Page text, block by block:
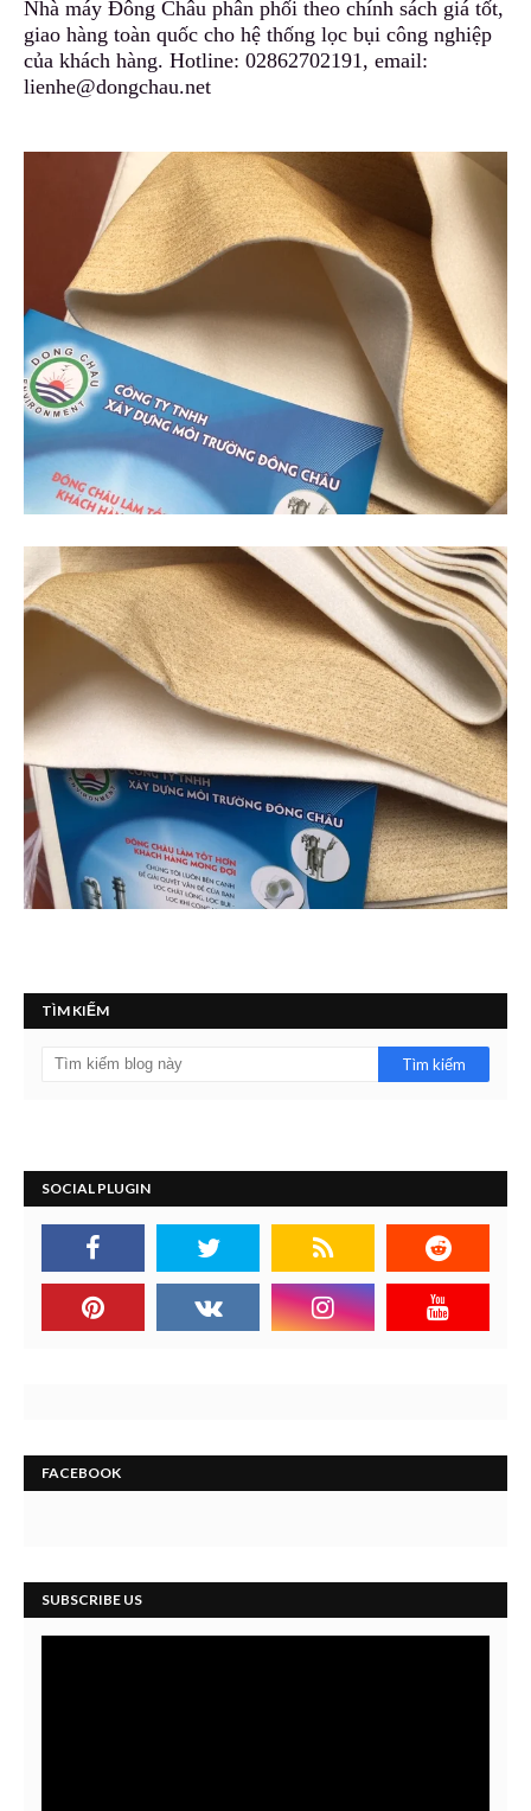
Nhà máy Đông Châu phân phối theo chính sách giá tốt,
giao hàng toàn quốc cho hệ thống lọc bụi công nghiệp
của khách hàng. Hotline: 02862702191, email:
lienhe@dongchau.net
TÌM KIẾM
SOCIAL PLUGIN
FACEBOOK
SUBSCRIBE US